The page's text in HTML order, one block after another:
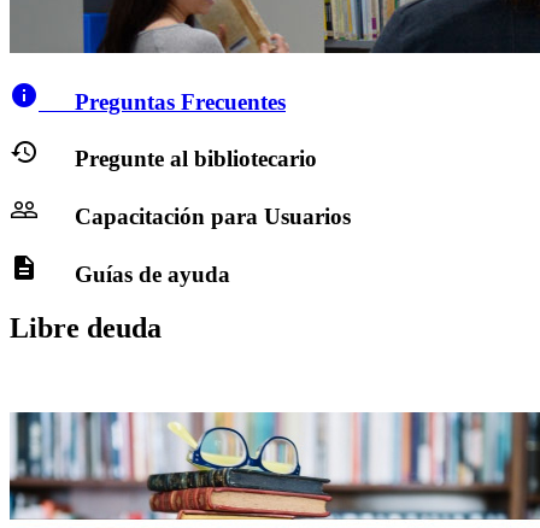
info Preguntas Frecuentes
history Pregunte al bibliotecario
people_outline Capacitación para Usuarios
description Guías de ayuda
Libre deuda